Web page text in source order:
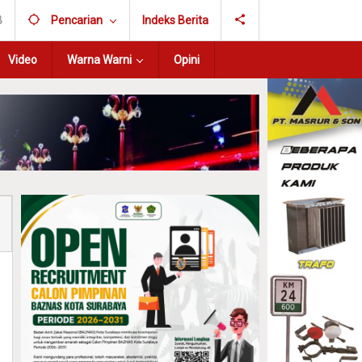
Pencarian Indeks Berita
Video Warna Warni Opini